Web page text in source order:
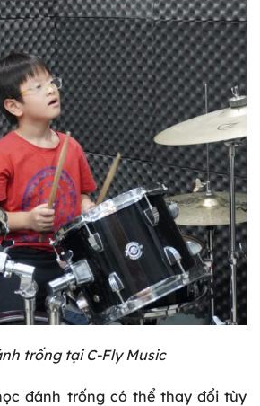
trống tại C-Fly Music
đánh trống có thể thay đổi tùy